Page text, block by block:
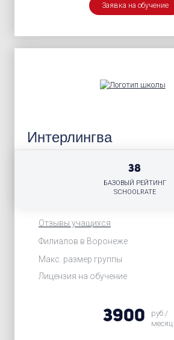
Заявка на обучение
Интерлингва
Отзывы учащихся
Филиалов в Воронеже
Макс. размер группы
Лицензия на обучение
38
БАЗОВЫЙ РЕЙТИНГ
SCHOOLRATE
3900
руб./
месяц